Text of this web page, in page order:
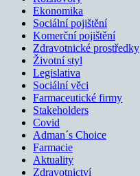
Ekonomika
Sociální pojištění
Komerční pojištění
Zdravotnické prostředky
Životní styl
Legislativa
Sociální věci
Farmaceutické firmy
Stakeholders
Covid
Adman´s Choice
Farmacie
Aktuality
Zdravotnictví